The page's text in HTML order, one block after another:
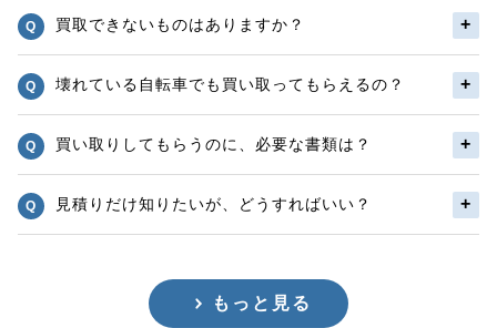
買取できないものはありますか？
壊れている自転車でも買い取ってもらえるの？
買い取りしてもらうのに、必要な書類は？
見積りだけ知りたいが、どうすればいい？
もっと見る